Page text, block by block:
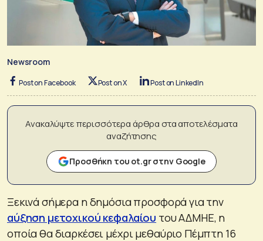
Newsroom
Post on Facebook Post on X Post on LinkedIn
Ανακαλύψτε περισσότερα άρθρα στα αποτελέσματα
αναζήτησης
Προσθήκη του ot.gr στην Google
Ξεκινά σήμερα η δημόσια προσφορά για την
αύξηση μετοχικού κεφαλαίου του ΑΔΜΗΕ, η
οποία θα διαρκέσει μέχρι μεθαύριο Πέμπτη 16